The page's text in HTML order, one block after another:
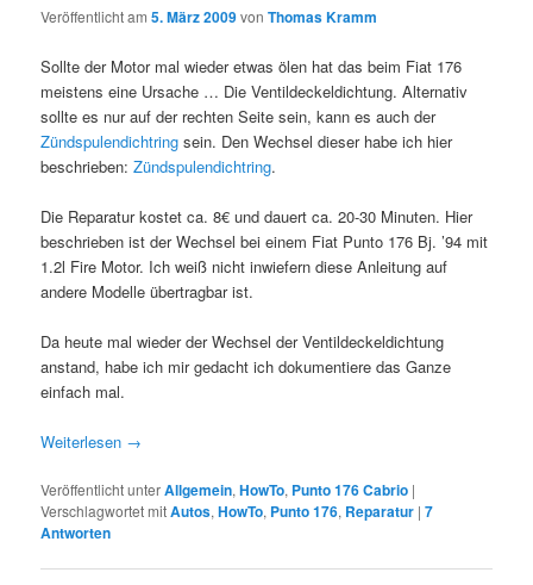
Veröffentlicht am5. März 2009vonThomas Kramm
Sollte der Motor mal wieder etwas ölen hat das beim Fiat 176
meistens eine Ursache … Die Ventildeckeldichtung. Alternativ
sollte es nur auf der rechten Seite sein, kann es auch der
Zündspulendichtring sein. Den Wechsel dieser habe ich hier
beschrieben:Zündspulendichtring.
Die Reparatur kostet ca. 8€ und dauert ca. 20-30 Minuten. Hier
beschrieben ist der Wechsel bei einem Fiat Punto 176 Bj. ’94 mit
1.2l Fire Motor. Ich weiß nicht inwiefern diese Anleitung auf
andere Modelle übertragbar ist.
Da heute mal wieder der Wechsel der Ventildeckeldichtung
anstand, habe ich mir gedacht ich dokumentiere das Ganze
einfach mal.
Weiterlesen →
Veröffentlicht unterAllgemein,HowTo, Punto 176 Cabrio |
Verschlagwortet mitAutos,HowTo, Punto 176, Reparatur |7
Antworten